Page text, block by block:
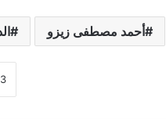
أحمد مصطفى زيزو